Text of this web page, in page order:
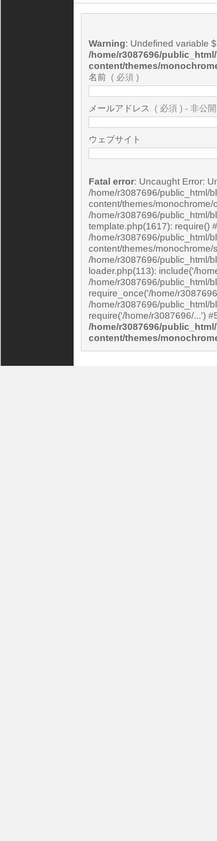
Warning : Undefined variable
/home/r3087696/
content/themes/
名前 ( 必須 )
メールアドレス ( 必須 ) - 非公
ウェブサイト
Fatal error: Uncaught Error: Undefined constant "cs_print_smilies" in
/home/r3087696/public_html/
content/themes/
/home/r3087696/public_html/
template.php(1617): require()
/home/r3087696/public_html/
content/themes/
/home/r3087696/public_html/
loader.php(113): include('/
/home/r3087696/public_html/
require_once('/home/
/home/r3087696/public_html/
/home/r3087696/
content/themes/